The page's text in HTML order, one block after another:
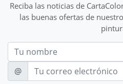
Reciba las noticias de
las buenas ofertas de
Nom
E-mail
@